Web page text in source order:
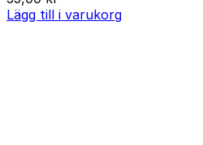
Lägg till i varukorg